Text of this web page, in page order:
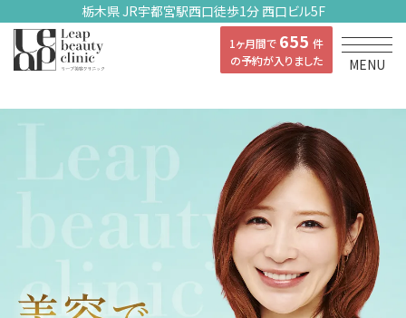
栃木県 JR宇都宮駅西口徒歩1分 西口ビル5F
1ヶ月間で 655 件
の予約が入りました
MENU